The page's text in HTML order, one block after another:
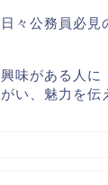
々公務員必見
味がある人に
い、魅力を伝